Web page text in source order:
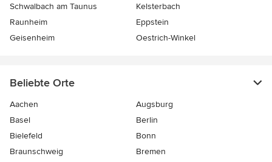
Schwalbach am Taunus
Kelsterbach
Raunheim
Eppstein
Geisenheim
Oestrich-Winkel
Beliebte Orte
Aachen
Augsburg
Basel
Berlin
Bielefeld
Bonn
Braunschweig
Bremen